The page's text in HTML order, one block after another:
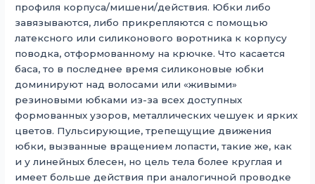
профиля корпуса/мишени/действия. Юбки либо
завязываются, либо прикрепляются с помощью
латексного или силиконового воротника к корпусу
поводка, отформованному на крючке. Что касается
баса, то в последнее время силиконовые юбки
доминируют над волосами или «живыми»
резиновыми юбками из-за всех доступных
формованных узоров, металлических чешуек и ярких
цветов. Пульсирующие, трепещущие движения
юбки, вызванные вращением лопасти, такие же, как
и у линейных блесен, но цель тела более круглая и
имеет больше действия при аналогичной проводке